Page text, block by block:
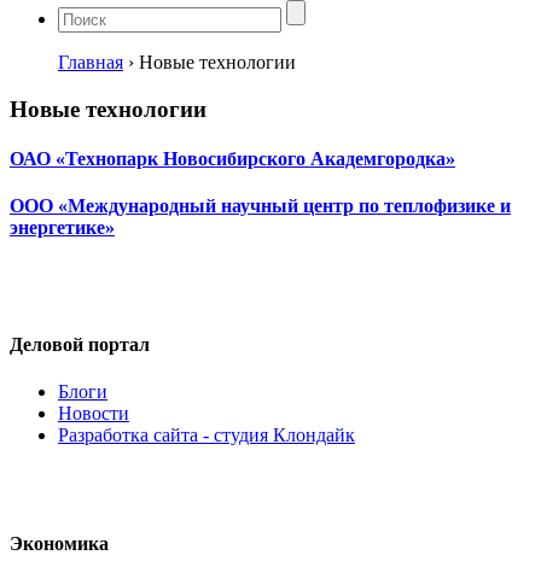
Главная › Новые технологии
Новые технологии
ОАО «Технопарк Новосибирского Академгородка»
ООО «Международный научный центр по теплофизике и
энергетике»
Деловой портал
Блоги
Новости
Разработка сайта - студия Клондайк
Экономика